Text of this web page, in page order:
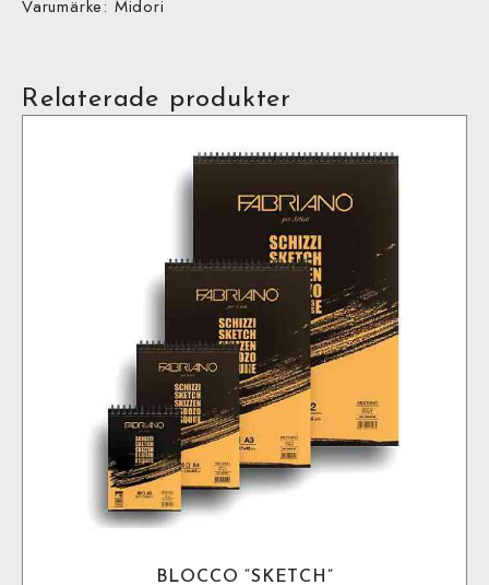
Varumärke: Midori
Relaterade produkter
BLOCCO “SKETCH”